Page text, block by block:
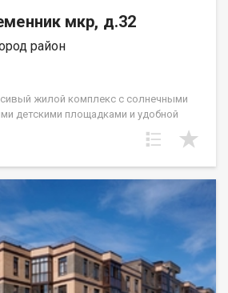
мкр, д.32
район
жилой комплекс с солнечными
детскими площадками и удобной
10 видов планировок и Вы
любой площади от небольшой
планировки, в получистовой
дизайн – проект в подарок!
333. ДомСтрой